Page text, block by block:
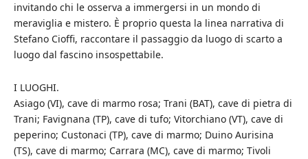
invitando chi le osserva a immergersi in un mondo di
meraviglia e mistero. È proprio questa la linea narrativa di
Stefano Cioffi, raccontare il passaggio da luogo di scarto a
luogo dal fascino insospettabile.
I LUOGHI.
Asiago (VI), cave di marmo rosa; Trani (BAT), cave di pietra di
Trani; Favignana (TP), cave di tufo; Vitorchiano (VT), cave di
peperino; Custonaci (TP), cave di marmo; Duino Aurisina
(TS), cave di marmo; Carrara (MC), cave di marmo; Tivoli